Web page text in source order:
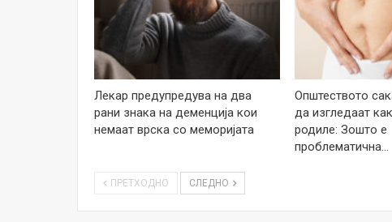
Лекар предупредува на два
рани знака на деменција кои
немаат врска со меморијата
Општеството
да изгледаат
родиле: Зошто е
проблематична…
ПРЕТХОДНО СЛЕДНО